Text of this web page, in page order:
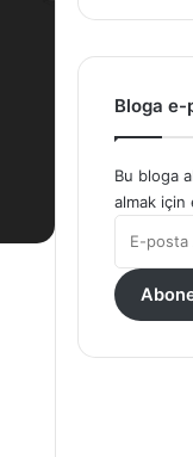
Bloga e-
Bu bloga
almak için
posta
Adresi